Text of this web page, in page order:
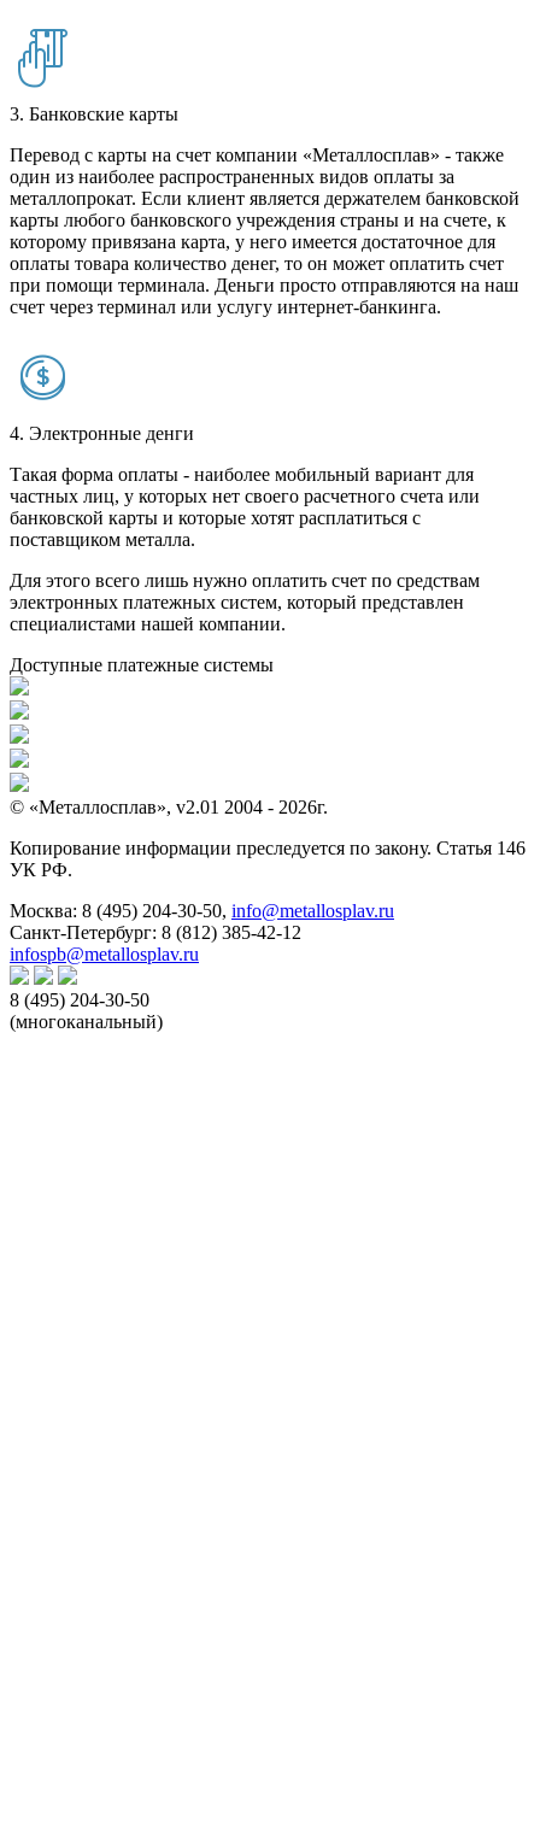
3. Банковские карты
Перевод с карты на счет компании «Металлосплав» - также
один из наиболее распространенных видов оплаты за
металлопрокат. Если клиент является держателем банковской
карты любого банковского учреждения страны и на счете, к
которому привязана карта, у него имеется достаточное для
оплаты товара количество денег, то он может оплатить счет
при помощи терминала. Деньги просто отправляются на наш
счет через терминал или услугу интернет-банкинга.
4. Электронные денги
Такая форма оплаты - наиболее мобильный вариант для
частных лиц, у которых нет своего расчетного счета или
банковской карты и которые хотят расплатиться с
поставщиком металла.
Для этого всего лишь нужно оплатить счет по средствам
электронных платежных систем, который представлен
специалистами нашей компании.
Доступные платежные системы
© «Металлосплав», v2.01 2004 - 2026г.
Копирование информации преследуется по закону. Статья 146
УК РФ.
Москва: 8 (495) 204-30-50, info@metallosplav.ru
Санкт-Петербург: 8 (812) 385-42-12
infospb@metallosplav.ru
8 (495) 204-30-50
(многоканальный)